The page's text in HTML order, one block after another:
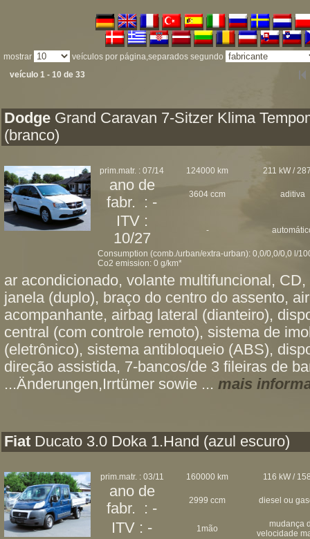
mostrar
veículos por página,separados segundo
veículo 1 - 10 de 33
Dodge Grand Caravan 7-Sitzer Klima
(branco)
prim.matr. : 07/14 124000 km 211 kW /
ano de
fabr. : -
3604 ccm aditiva
ITV :
10/27
-
Consumption (comb./urban/extra-urban): 0,0/0,0/0,0 l/
Co2 emission: 0 g/km*
ar acondicionado, volante multifuncional,
janela (duplo), braço do centro do assento,
acompanhante, airbag lateral (dianteiro),
central (com controle remoto), sistema de
(eletrônico), sistema antibloqueio (ABS),
direção assistida, 7-bancos/de 3 fileiras de
...Änderungen,Irrtümer sowie ... mais
Fiat Ducato 3.0 Doka 1.Hand (azul escuro)
prim.matr. : 03/11 160000 km 116 kW /
ano de
fabr. : -
2999 ccm diesel ou
ITV : - 1mão
mudança
velocidade